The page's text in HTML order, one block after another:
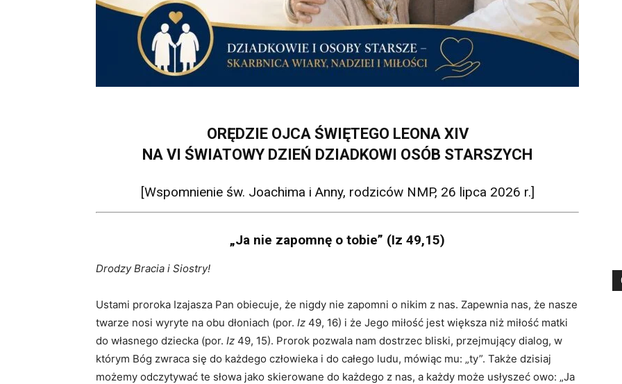
ORĘDZIE OJCA ŚWIĘTEGO LEONA XIV
NA VI ŚWIATOWY DZIEŃ DZIADKOWI OSÓB STARSZYCH
[Wspomnienie św. Joachima i Anny, rodziców NMP, 26 lipca 2026 r.]
„Ja nie zapomnę o tobie” (Iz 49,15)
Drodzy Bracia i Siostry!
Ustami proroka Izajasza Pan obiecuje, że nigdy nie zapomni o nikim z nas. Zapewnia nas, że nasze
twarze nosi wyryte na obu dłoniach (por. Iz 49, 16) i że Jego miłość jest większa niż miłość matki
do własnego dziecka (por. Iz 49, 15). Prorok pozwala nam dostrzec bliski, przejmujący dialog, w
którym Bóg zwraca się do każdego człowieka i do całego ludu, mówiąc mu: „ty”. Także dzisiaj
możemy odczytywać te słowa jako skierowane do każdego z nas, a każdy może usłyszeć owo: „Ja